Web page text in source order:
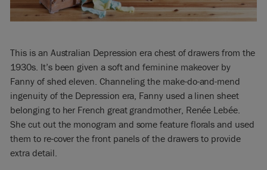
This is an Australian Depression era chest of drawers from the
1930s. It’s been given a soft and feminine makeover by
Fanny of shed eleven. Channeling the make-do-and-mend
ingenuity of the Depression era, Fanny used a linen sheet
belonging to her French great grandmother, Renée Lebée.
She cut out the monogram and some feature florals and used
them to re-cover the front panels of the drawers to provide
extra detail.